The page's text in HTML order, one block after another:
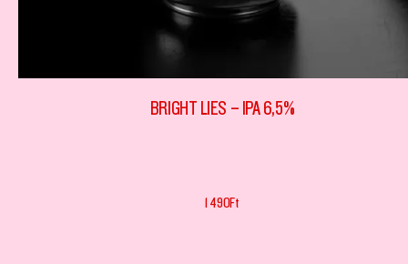
BRIGHT LIES – IPA 6,5%
1 490Ft